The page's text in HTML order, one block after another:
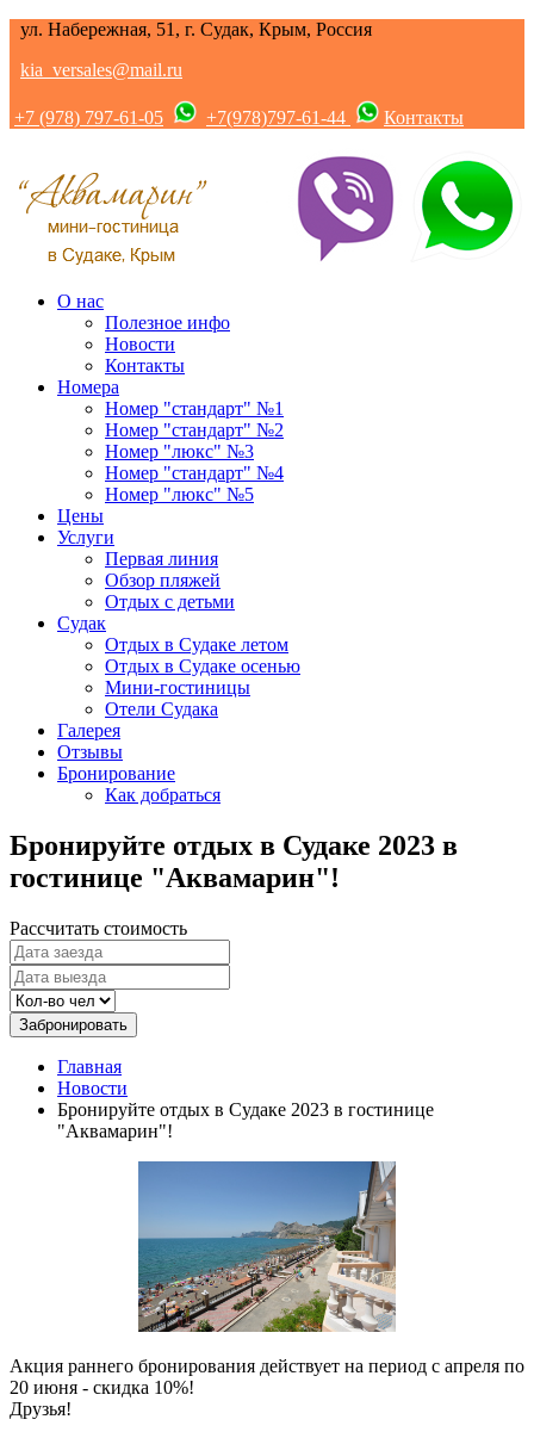
ул. Набережная, 51, г. Судак, Крым, Россия
kia_versales@mail.ru
+7 (978) 797-61-05 +7(978)797-61-44 Контакты
О нас
Полезное инфо
Новости
Контакты
Номера
Номер "стандарт" №1
Номер "стандарт" №2
Номер "люкс" №3
Номер "стандарт" №4
Номер "люкс" №5
Цены
Услуги
Первая линия
Обзор пляжей
Отдых с детьми
Судак
Отдых в Судаке летом
Отдых в Судаке осенью
Мини-гостиницы
Отели Судака
Галерея
Отзывы
Бронирование
Как добраться
Бронируйте отдых в Судаке 2023 в
гостинице "Аквамарин"!
Рассчитать стоимость
Забронировать
Главная
Новости
Бронируйте отдых в Судаке 2023 в гостинице
"Аквамарин"!
Акция раннего бронирования действует на период с апреля по
20 июня - скидка 10%!
Друзья!